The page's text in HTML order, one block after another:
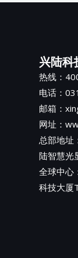
兴陆科
热线：
电话：
邮箱：
网址
总部地址
陆智
全球中心
科技大厦